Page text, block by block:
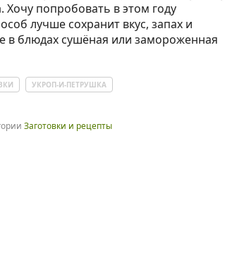
Хочу попробовать в этом году
лучше сохранит вкус, запах и
в блюдах сушёная или замороженная
УКРОП-И-ПЕТРУШКА
Заготовки и рецепты